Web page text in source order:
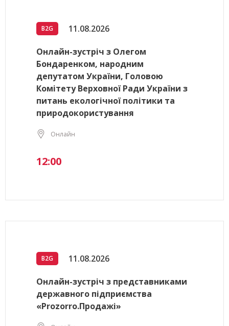
B2G 11.08.2026
Онлайн-зустріч з Олегом
Бондаренком, народним
депутатом України, Головою
Комітету Верховної Ради України з
питань екологічної політики та
природокористування
Онлайн
12:00
B2G 11.08.2026
Онлайн-зустріч з представниками
державного підприємства
«Prozorro.Продажі»